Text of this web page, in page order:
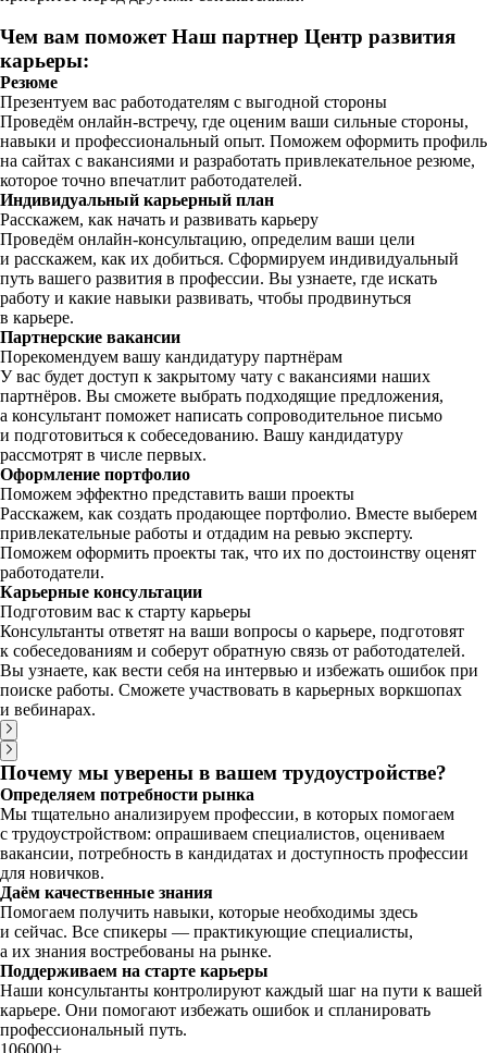
Чем вам поможет Наш партнер Центр развития
карьеры:
Резюме
Презентуем вас работодателям с выгодной стороны
Проведём онлайн-встречу, где оценим ваши сильные стороны,
навыки и профессиональный опыт. Поможем оформить профиль
на сайтах с вакансиями и разработать привлекательное резюме,
которое точно впечатлит работодателей.
Индивидуальный карьерный план
Расскажем, как начать и развивать карьеру
Проведём онлайн-консультацию, определим ваши цели
и расскажем, как их добиться. Сформируем индивидуальный
путь вашего развития в профессии. Вы узнаете, где искать
работу и какие навыки развивать, чтобы продвинуться
в карьере.
Партнерские вакансии
Порекомендуем вашу кандидатуру партнёрам
У вас будет доступ к закрытому чату с вакансиями наших
партнёров. Вы сможете выбрать подходящие предложения,
а консультант поможет написать сопроводительное письмо
и подготовиться к собеседованию. Вашу кандидатуру
рассмотрят в числе первых.
Оформление портфолио
Поможем эффектно представить ваши проекты
Расскажем, как создать продающее портфолио. Вместе выберем
привлекательные работы и отдадим на ревью эксперту.
Поможем оформить проекты так, что их по достоинству оценят
работодатели.
Карьерные консультации
Подготовим вас к старту карьеры
Консультанты ответят на ваши вопросы о карьере, подготовят
к собеседованиям и соберут обратную связь от работодателей.
Вы узнаете, как вести себя на интервью и избежать ошибок при
поиске работы. Сможете участвовать в карьерных воркшопах
и вебинарах.
Почему мы уверены в вашем трудоустройстве?
Определяем потребности рынка
Мы тщательно анализируем профессии, в которых помогаем
с трудоустройством: опрашиваем специалистов, оцениваем
вакансии, потребность в кандидатах и доступность профессии
для новичков.
Даём качественные знания
Помогаем получить навыки, которые необходимы здесь
и сейчас. Все спикеры — практикующие специалисты,
а их знания востребованы на рынке.
Поддерживаем на старте карьеры
Наши консультанты контролируют каждый шаг на пути к вашей
карьере. Они помогают избежать ошибок и спланировать
профессиональный путь.
106000⁠+